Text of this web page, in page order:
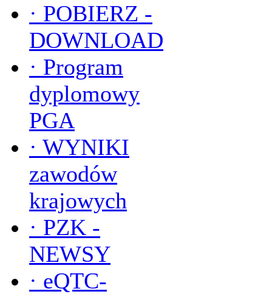
· POBIERZ -
DOWNLOAD
· Program
dyplomowy
PGA
· WYNIKI
zawodów
krajowych
· PZK -
NEWSY
· eQTC-